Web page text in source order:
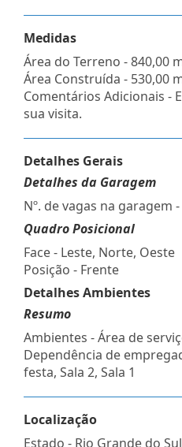
Medidas
Área do Terreno - 840,00
Área Construída - 530,00
Comentários Adicionais -
sua visita.
Detalhes Gerais
Detalhes da Garagem
Nº. de vagas na garagem
Quadro Posicional
Face - Leste, Norte, Oeste
Posição - Frente
Detalhes Ambientes
Resumo
Ambientes - Área de
Dependência de
festa, Sala 2, Sala 1
Localização
Estado - Rio Grande do Sul